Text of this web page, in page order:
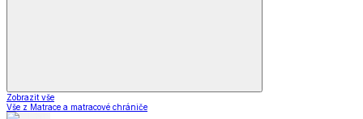
Zobrazit vše
Vše z Matrace a matracové chrániče